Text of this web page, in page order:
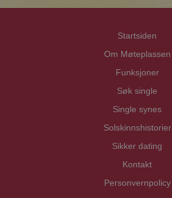
Startsiden
Om Møteplassen
Funksjoner
Søk single
Single synes
Solskinnshistorier
Sikker dating
Kontakt
Personvernpolicy